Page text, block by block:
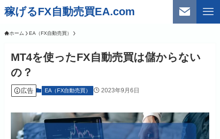
稼げるFX自動売買EA.com
ホーム EA（FX自動売買）
MT4を使ったFX自動売買は儲からない
の？
広告 EA（FX自動売買） 2023年9月6日